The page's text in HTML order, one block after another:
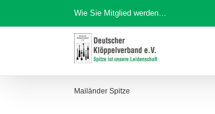
Inhalt
Wie Sie Mitglied werden…
Mailänder Spitze